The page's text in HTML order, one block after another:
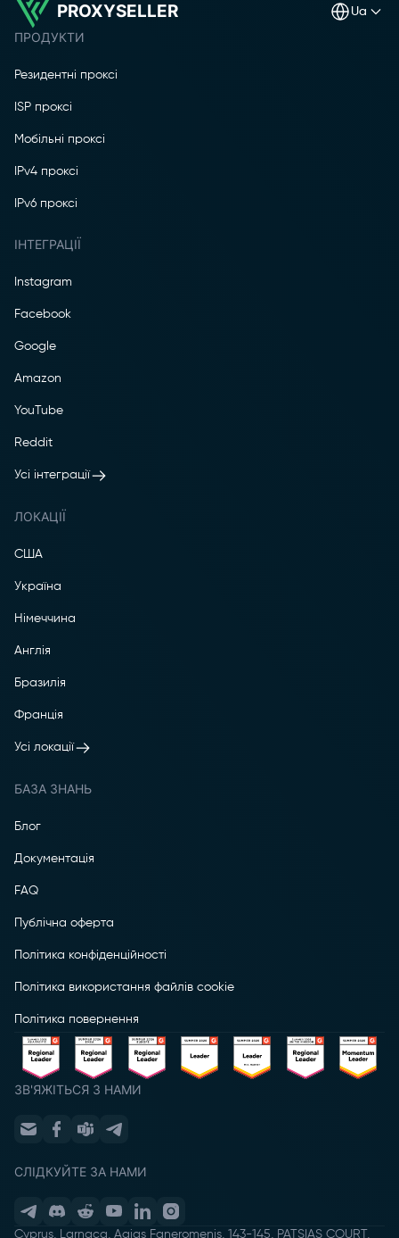
PROXYSELLER ua
ПРОДУКТИ
Резидентні проксі
ISP проксі
Мобільні проксі
IPv4 проксі
IPv6 проксі
ІНТЕГРАЦІЇ
Instagram
Facebook
Google
Amazon
YouTube
Reddit
Усі інтеграції
ЛОКАЦІЇ
США
Україна
Німеччина
Англія
Бразилія
Франція
Усі локації
БАЗА ЗНАНЬ
Блог
Документація
FAQ
Публічна оферта
Політика конфіденційності
Політика використання файлів cookie
Політика повернення
ЗВ'ЯЖІТЬСЯ З НАМИ
СЛІДКУЙТЕ ЗА НАМИ
Cyprus, Larnaca, Agias Faneromenis, 143-145, PATSIAS COURT,